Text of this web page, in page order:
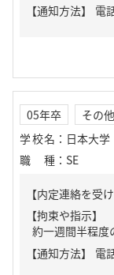
【通知方法】
電
05年卒 その他
学校名 ： 日本大学
職種 ： SE
【内定連絡を受け
【拘束や指示】
約一週間半程度
【通知方法】
電